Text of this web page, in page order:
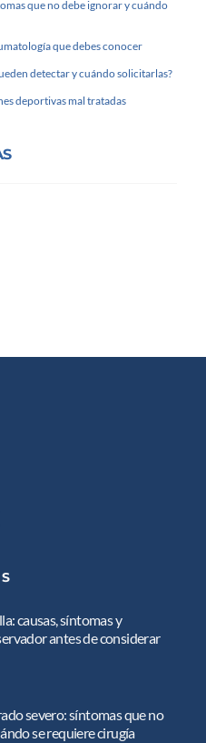
que no debe ignorar y cuándo
que debes conocer
detectar y cuándo solicitarlas?
deportivas mal tratadas
causas, síntomas y
antes de considerar
severo: síntomas que no
se requiere cirugía